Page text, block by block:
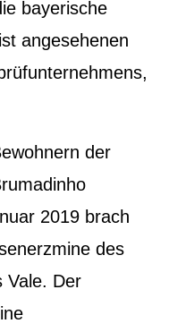
bayerische
angesehenen
der
2019 brach
des
Vale. Der